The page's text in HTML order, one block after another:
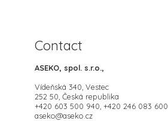
Contact
ASEKO, spol. s.r.o.,
Vídeňská 340, Vestec
252 50, Česká republika
+420 603 500 940, +420 246 083 600
aseko@aseko.cz